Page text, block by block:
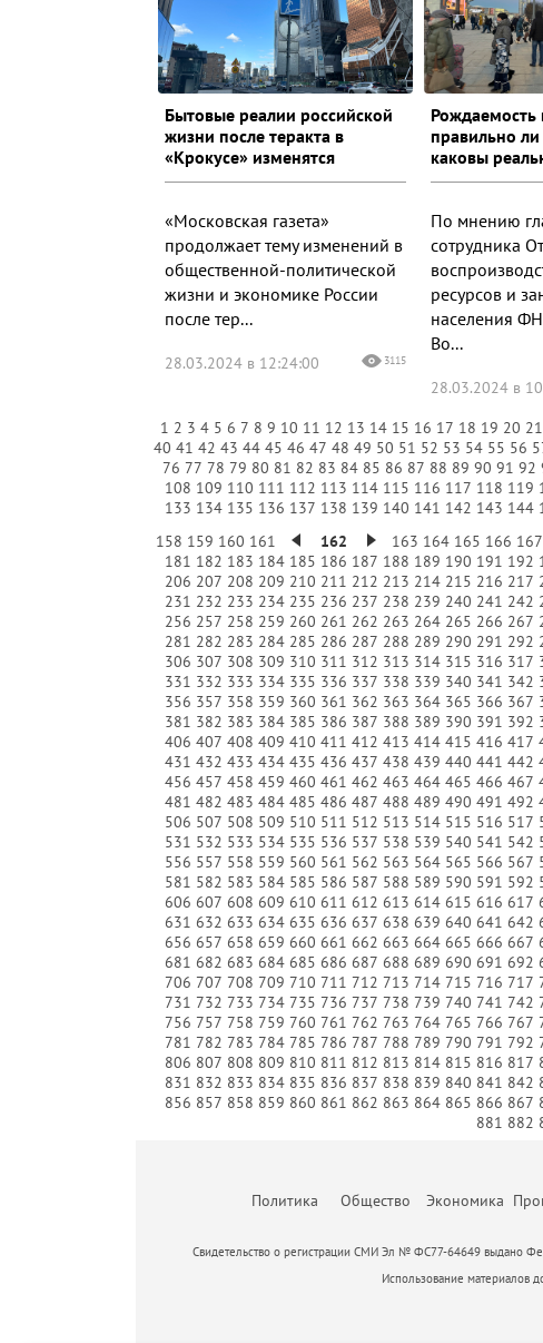
Бытовые реалии российской
жизни после теракта в
«Крокусе» изменятся
«Московская газета»
продолжает тему изменений в
общественной-политической
жизни и экономике России
после тер...
28.03.2024 в 12:24:00 3115
Рождаемость
правильно
каковы
По мнению
сотрудника
ресурсов и
населения
Во...
28.03.2024 в
1 2 3 4 5 6 7 8 9 10 11 12 13 14 15 16 17 18 19 20 21
40 41 42 43 44 45 46 47 48 49 50 51 52 53 54 55 56
76 77 78 79 80 81 82 83 84 85 86 87 88 89 90 91 92
108 109 110 111 112 113 114 115 116 117 118 119
133 134 135 136 137 138 139 140 141 142 143 144
158 159 160 161 162 163 164 165 166 167
181 182 183 184 185 186 187 188 189 190 191 192
206 207 208 209 210 211 212 213 214 215 216 217
231 232 233 234 235 236 237 238 239 240 241 242
256 257 258 259 260 261 262 263 264 265 266 267
281 282 283 284 285 286 287 288 289 290 291 292
306 307 308 309 310 311 312 313 314 315 316 317
331 332 333 334 335 336 337 338 339 340 341 342
356 357 358 359 360 361 362 363 364 365 366 367
381 382 383 384 385 386 387 388 389 390 391 392
406 407 408 409 410 411 412 413 414 415 416 417
431 432 433 434 435 436 437 438 439 440 441 442
456 457 458 459 460 461 462 463 464 465 466 467
481 482 483 484 485 486 487 488 489 490 491 492
506 507 508 509 510 511 512 513 514 515 516 517
531 532 533 534 535 536 537 538 539 540 541 542
556 557 558 559 560 561 562 563 564 565 566 567
581 582 583 584 585 586 587 588 589 590 591 592
606 607 608 609 610 611 612 613 614 615 616 617
631 632 633 634 635 636 637 638 639 640 641 642
656 657 658 659 660 661 662 663 664 665 666 667
681 682 683 684 685 686 687 688 689 690 691 692
706 707 708 709 710 711 712 713 714 715 716 717
731 732 733 734 735 736 737 738 739 740 741 742
756 757 758 759 760 761 762 763 764 765 766 767
781 782 783 784 785 786 787 788 789 790 791 792
806 807 808 809 810 811 812 813 814 815 816 817
831 832 833 834 835 836 837 838 839 840 841 842
856 857 858 859 860 861 862 863 864 865 866 867
881 882
Политика Общество Экономика
Свидетельство о регистрации СМИ Эл № ФС77-64649 выдано
Использование материалов